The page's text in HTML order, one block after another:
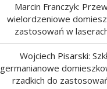
Marcin Franczyk:
wielordzeniowe
zastosowań w
Wojciech Pisarski:
germanianowe
rzadkich do